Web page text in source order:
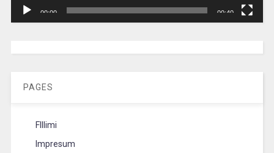
00:00 00:40
PAGES
FIllimi
Impresum